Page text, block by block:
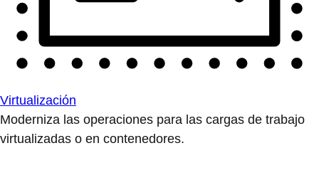
Virtualización
Moderniza las operaciones para las cargas de trabajo
virtualizadas o en contenedores.